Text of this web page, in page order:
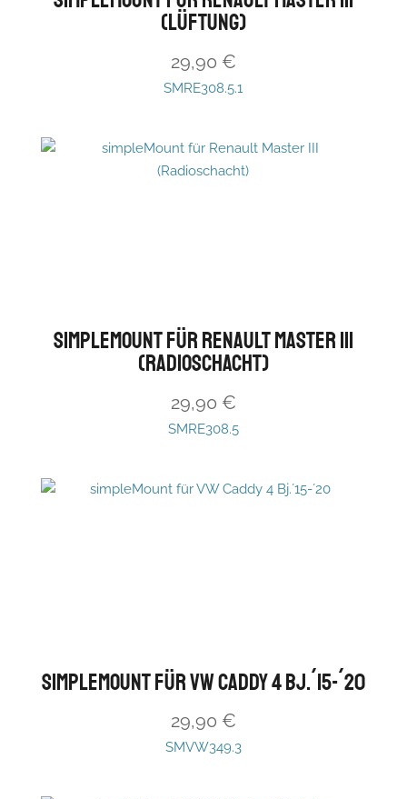
(Lüftung)
29,90 €
SMRE308.5.1
simpleMount für Renault Master III
(Radioschacht)
29,90 €
SMRE308.5
simpleMount für VW Caddy 4 Bj.´15-´20
29,90 €
SMVW349.3